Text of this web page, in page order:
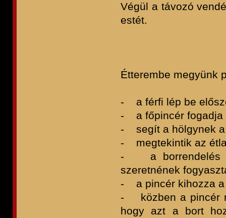
Végül a távozó
estét.
Étterembe megyünk
- a férfi lép be
- a főpincér fogadja
- segít a hölgynek a
- megtekintik az
- a borrendelés a
szeretnének
- a pincér kihozza a
- közben a pincér
hogy azt a bort